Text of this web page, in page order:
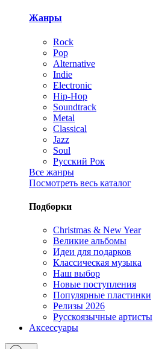
Жанры
Rock
Pop
Alternative
Indie
Electronic
Hip-Hop
Soundtrack
Metal
Classical
Jazz
Soul
Русский Рок
Все жанры
Посмотреть весь каталог
Подборки
Christmas & New Year
Великие альбомы
Идеи для подарков
Классическая музыка
Наш выбор
Новые поступления
Популярные пластинки
Релизы 2026
Русскоязычные артисты
Аксессуары